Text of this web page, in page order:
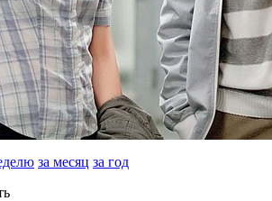
за месяц за год